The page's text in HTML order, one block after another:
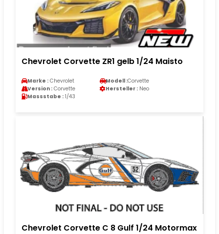
Chevrolet Corvette ZR1 gelb 1/24 Maisto
Marke : Chevrolet Modell :Corvette
Version : Corvette Hersteller : Neo
Massstabe : 1/43
Chevrolet Corvette C 8 Gulf 1/24 Motormax